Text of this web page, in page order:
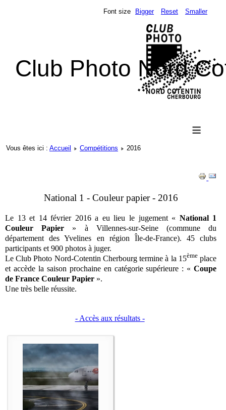
Club Photo Nord
Font size Bigger Reset Smaller
≡
Vous êtes ici : Accueil Compétitions 2016
National 1 - Couleur papier - 2016
Le 13 et 14 février 2016 a eu lieu le jugement « National 1
Couleur Papier » à Villennes-sur-Seine (commune du
département des Yvelines en région Île-de-France). 45 clubs
participants et 900 photos à juger.
Le Club Photo Nord-Cotentin Cherbourg termine à la 15ème place
et accède la saison prochaine en catégorie supérieure : «Coupe
de France Couleur Papier ».
Une très belle réussite.
- Accès aux résultats -